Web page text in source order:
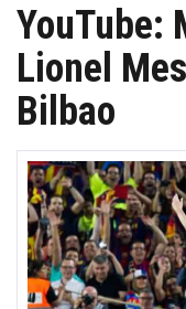
YouTube:
Lionel
Bilbao